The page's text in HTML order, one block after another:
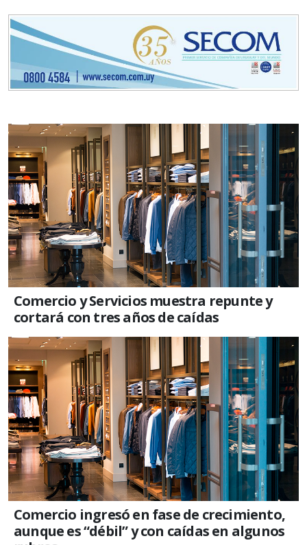
Comercio y Servicios muestra repunte y
cortará con tres años de caídas
Comercio ingresó en fase de crecimiento,
aunque es “débil” y con caídas en algunos